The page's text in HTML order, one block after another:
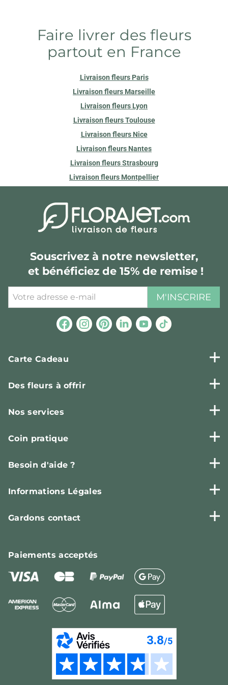
Faire livrer des fleurs
partout en France
Livraison fleurs Paris
Livraison fleurs Marseille
Livraison fleurs Lyon
Livraison fleurs Toulouse
Livraison fleurs Nice
Livraison fleurs Nantes
Livraison fleurs Strasbourg
Livraison fleurs Montpellier
Souscrivez à notre newsletter,
et bénéficiez de 15% de remise !
M'INSCRIRE
Carte Cadeau
Des fleurs à offrir
Nos services
Coin pratique
Besoin d'aide ?
Informations Légales
Gardons contact
Paiementsacceptés